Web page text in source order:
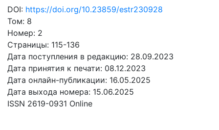
DOI: https://doi.org/10.23859/estr230928
Том: 8
Номер: 2
Страницы: 115-136
Дата поступления в редакцию: 28.09.2023
Дата принятия к печати: 08.12.2023
Дата онлайн-публикации: 16.05.2025
Дата выхода номера: 15.06.2025
ISSN 2619-0931 Online